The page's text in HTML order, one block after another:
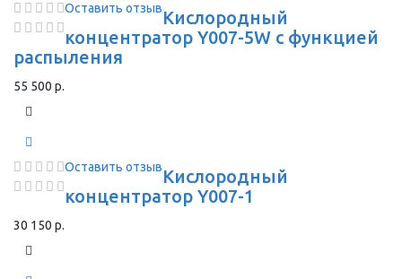
Оставить отзывКислородный
концентратор Y007-5W с функцией
распыления
55 500 р.
Оставить отзывКислородный
концентратор Y007-1
30 150 р.